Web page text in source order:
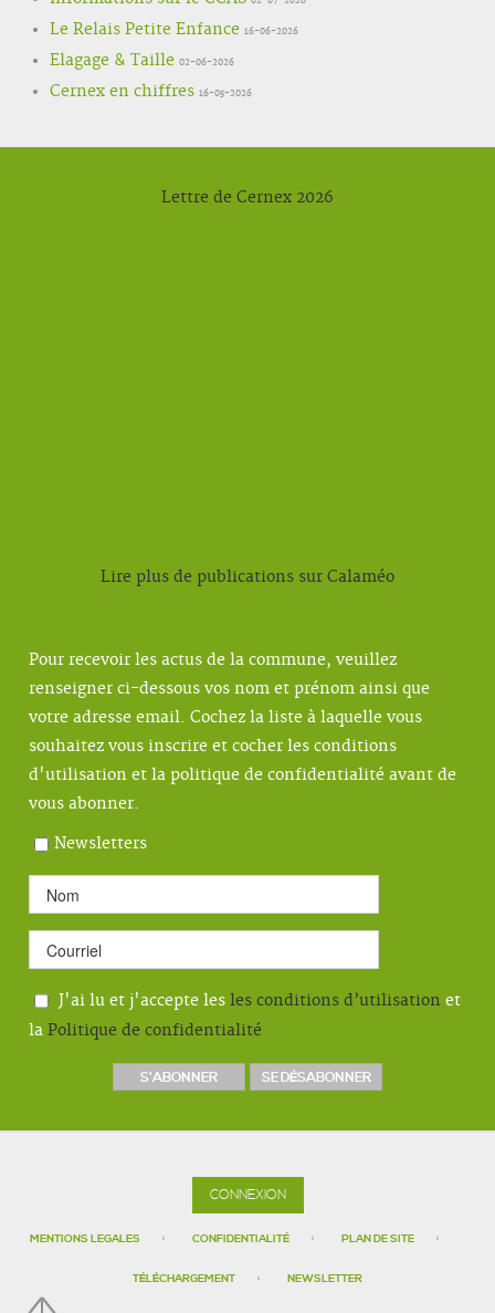
Le Relais Petite Enfance 16-06-2026
Elagage & Taille 02-06-2026
Cernex en chiffres 16-05-2026
Lettre de Cernex 2026
Lire plus de publications sur Calaméo
Pour recevoir les actus de la commune, veuillez
renseigner ci-dessous vos nom et prénom ainsi que
votre adresse email. Cochez la liste à laquelle vous
souhaitez vous inscrire et cocher les conditions
d'utilisation et la politique de confidentialité avant de
vous abonner.
Newsletters
J'ai lu et j'accepte les les conditions d’utilisation et
la Politique de confidentialité
CONNEXION
MENTIONS LEGALES CONFIDENTIALITÉ PLAN DE SITE
TÉLÉCHARGEMENT NEWSLETTER